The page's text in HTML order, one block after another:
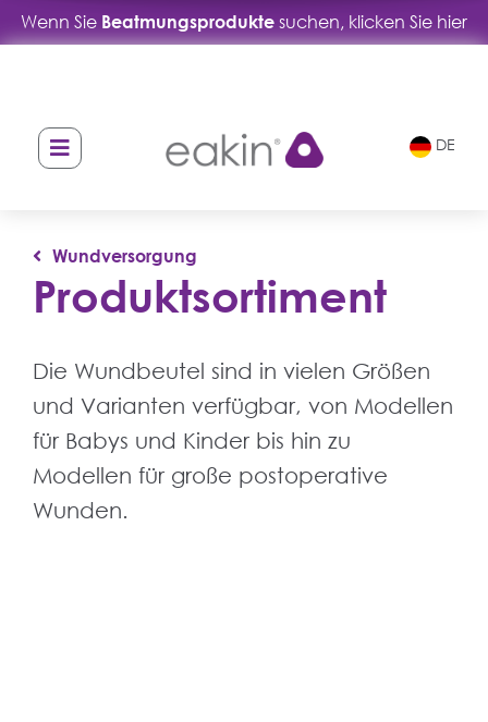
Wenn Sie Beatmungsprodukte suchen, klicken Sie hier
DE
Wundversorgung
Produktsortiment
Die Wundbeutel sind in vielen Größen
und Varianten verfügbar, von Modellen
für Babys und Kinder bis hin zu
Modellen für große postoperative
Wunden.